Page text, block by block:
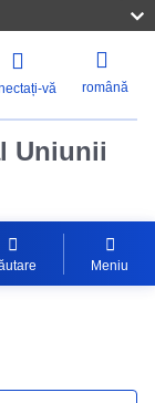
vă română
Uniunii
Meniu